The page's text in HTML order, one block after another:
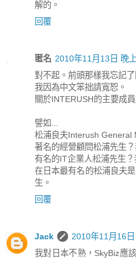
解的。
回覆
匿名 2010年11月13日 晚
對不起。前頭那樣我忘記了
我因為中文笨拙請寬恕。
關於INTERUSH的主要成
譬如...
松浦良夫Interush General
著名的經營顧問松浦先生
有名的IT企業人松浦先生？
在日本最有名的松浦良夫
生。
回覆
Jack
2010年11月16
我對日本不熟，SkyBiz應